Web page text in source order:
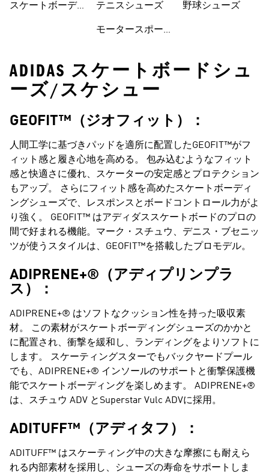
スケートボーディ
テニスシューズ
モータースポーツ
野球シューズ
ADIDAS スケートボードシュ
ーズ/スケシュー
GEOFIT™（ジオフィット）：
人間工学に基づきパッドを適所に配置したGEOFIT™がフ
ィット感と履き心地を高める。 包み込むようなフィット
感と快適さに優れ、スケーターの安定感とプロテクション
もアップ。 さらにフィット感を高めたスケートボーディ
ングシューズで、レスポンスとボードコントロール力がよ
り強く。 GEOFIT™ はアディダススケートボードのプロの
間で好まれる機能。マーク・スチュウ、 デニス・ブセニッ
ツが使うスタイルは、GEOFIT™を搭載したプロモデル。
ADIPRENE+®（アディプリンプラ
ス）：
ADIPRENE+® はソフトなクッション性を持った吸収素
材。 この素材がスケートボーディングシューズのかかと
に配置され、衝撃を緩和し、ランディングをよりソフトに
します。 スケーティングスターでもバックヤードプール
でも、ADIPRENE+® インソールのサポートと衝撃保護機
能でスケートボーディングを楽しめます。 ADIPRENE+®
は、スチュウ ADV とSuperstar Vulc ADVに採用。
ADITUFF™（アディタフ）：
ADITUFF™ はスケーティング中の大きな摩擦にも耐えら
れる内部素材を採用し、シューズの寿命をサポートしま